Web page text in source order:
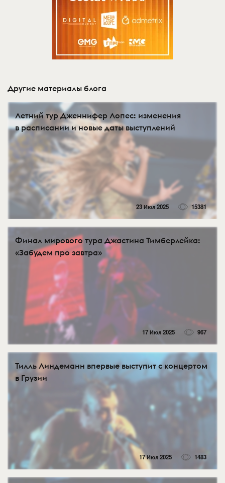
Другие материалы блога
Летний тур Дженнифер Лопес: изменения
в расписании и новые даты выступлений
23 Июл 2025 15381
Финал мирового тура Джастина Тимберлейка:
«Забудем про завтра»
17 Июл 2025 967
Тилль Линдеманн впервые выступит с концертом
в Грузии
17 Июл 2025 1483